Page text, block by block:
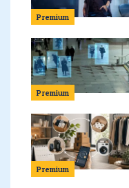
Premium
Premium
Premium